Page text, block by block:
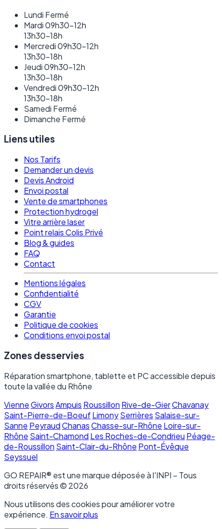
Lundi Fermé
Mardi09h30–12h
13h30–18h
Mercredi09h30–12h
13h30–18h
Jeudi09h30–12h
13h30–18h
Vendredi09h30–12h
13h30–18h
Samedi Fermé
Dimanche Fermé
Liens utiles
Nos Tarifs
Demander un devis
Devis Android
Envoi postal
Vente de smartphones
Protection hydrogel
Vitre arrière laser
Point relais Colis Privé
Blog & guides
FAQ
Contact
Mentions légales
Confidentialité
CGV
Garantie
Politique de cookies
Conditions envoi postal
Zones desservies
Réparation smartphone, tablette et PC accessible depuis
toute la vallée du Rhône
VienneGivorsAmpuis Roussillon Rive-de-GierChavanay
Saint-Pierre-de-BoeufLimonySerrières Salaise-sur-
Sanne PeyraudChanasChasse-sur-Rhône Loire-sur-
Rhône Saint-Chamond Les Roches-de-Condrieu Péage-
de-Roussillon Saint-Clair-du-Rhône Pont-Évêque
Seyssuel
GO REPAIR® est une marque déposée à l'INPI – Tous
droits réservés © 2026
Nous utilisons des cookies pour améliorer votre
expérience. En savoir plus